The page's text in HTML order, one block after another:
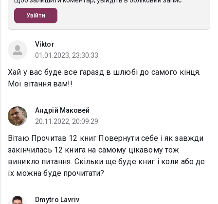
Увійти
Viktor
01.01.2023, 23:30:33
Хай у вас буде все гаразд в шлюбі до самого кінця.
Мої вітання вам!!
Андрій Маковей
20.11.2022, 20:09:29
Вітаю Прочитав 12 книг Повернути себе і як завжди
закінчилась 12 книга на самому цікавому тож
виникло питання. Скільки ще буде книг і коли або де
їх можна буде прочитати?
Dmytro Lavriv